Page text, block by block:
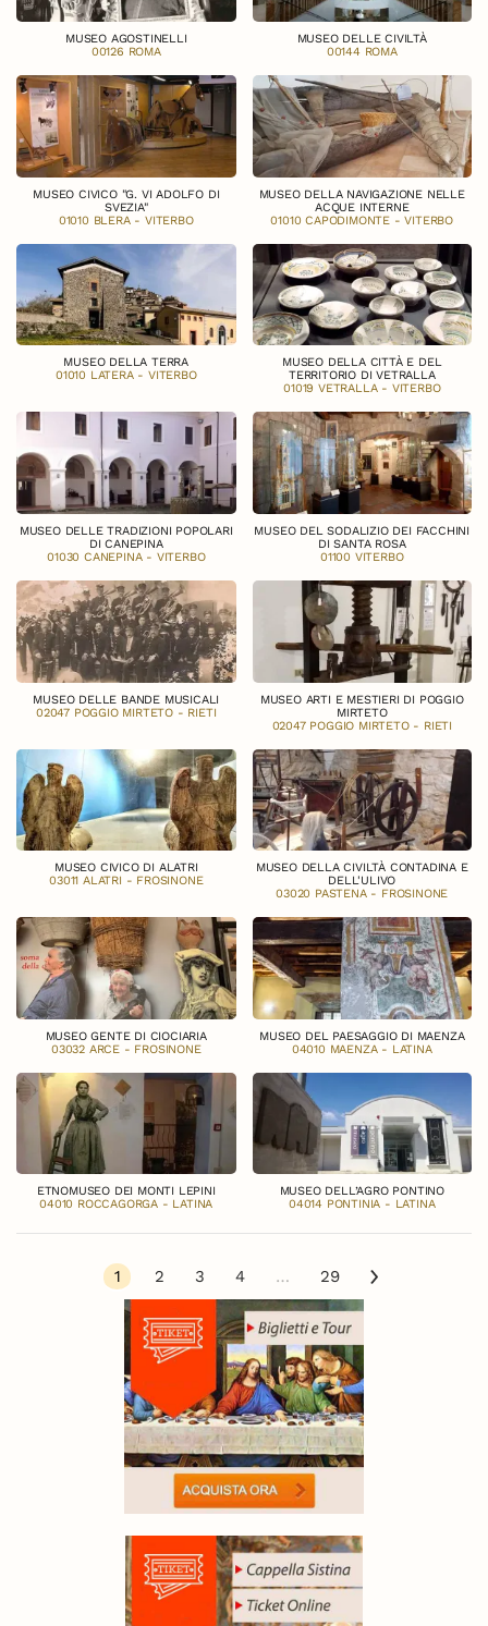
MUSEO AGOSTINELLI
00126 ROMA
MUSEO DELLE CIVILTÀ
00144 ROMA
MUSEO CIVICO "G. VI ADOLFO DI
SVEZIA"
01010 BLERA - VITERBO
MUSEO DELLA NAVIGAZIONE NELLE
ACQUE INTERNE
01010 CAPODIMONTE - VITERBO
MUSEO DELLA TERRA
01010 LATERA - VITERBO
MUSEO DELLA CITTÀ E DEL
TERRITORIO DI VETRALLA
01019 VETRALLA - VITERBO
MUSEO DELLE TRADIZIONI POPOLARI
DI CANEPINA
01030 CANEPINA - VITERBO
MUSEO DEL SODALIZIO DEI FACCHINI
DI SANTA ROSA
01100 VITERBO
MUSEO DELLE BANDE MUSICALI
02047 POGGIO MIRTETO - RIETI
MUSEO ARTI E MESTIERI DI POGGIO
MIRTETO
02047 POGGIO MIRTETO - RIETI
MUSEO CIVICO DI ALATRI
03011 ALATRI - FROSINONE
MUSEO DELLA CIVILTÀ CONTADINA E
DELL'ULIVO
03020 PASTENA - FROSINONE
MUSEO GENTE DI CIOCIARIA
03032 ARCE - FROSINONE
MUSEO DEL PAESAGGIO DI MAENZA
04010 MAENZA - LATINA
ETNOMUSEO DEI MONTI LEPINI
04010 ROCCAGORGA - LATINA
MUSEO DELL’AGRO PONTINO
04014 PONTINIA - LATINA
1 2 3 4 … 29